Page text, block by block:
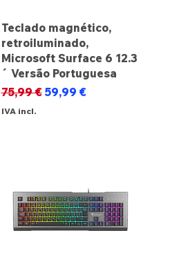
Teclado magnético,
retroiluminado,
Microsoft Surface 6 12.3
´ Versão Portuguesa
Preço normal
75,99 € Preço promocional
59,99 €
IVA incl.